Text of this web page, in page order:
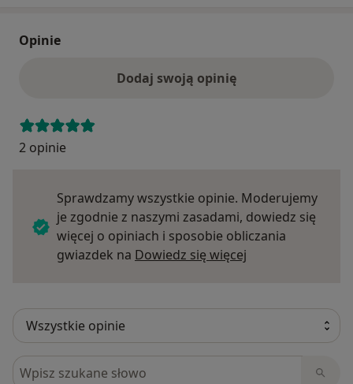
Opinie
Dodaj swoją opinię
2 opinie
Sprawdzamy wszystkie opinie. Moderujemy
je zgodnie z naszymi zasadami, dowiedz się
więcej o opiniach i sposobie obliczania
gwiazdek na Dowiedz się więcej
Szukaj w opiniach